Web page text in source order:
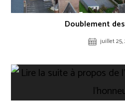
Doublement
juillet 25,